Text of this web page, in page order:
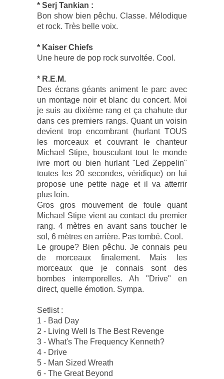
* Serj Tankian :
Bon show bien pêchu. Classe. Mélodique
et rock. Très belle voix.
* Kaiser Chiefs
Une heure de pop rock survoltée. Cool.
* R.E.M.
Des écrans géants animent le parc avec
un montage noir et blanc du concert. Moi
je suis au dixième rang et ça chahute dur
dans ces premiers rangs. Quant un voisin
devient trop encombrant (hurlant TOUS
les morceaux et couvrant le chanteur
Michael Stipe, bousculant tout le monde
ivre mort ou bien hurlant "Led Zeppelin"
toutes les 20 secondes, véridique) on lui
propose une petite nage et il va atterrir
plus loin.
Gros gros mouvement de foule quant
Michael Stipe vient au contact du premier
rang. 4 mètres en avant sans toucher le
sol, 6 mètres en arrière. Pas tombé. Cool.
Le groupe? Bien pêchu. Je connais peu
de morceaux finalement. Mais les
morceaux que je connais sont des
bombes intemporelles. Ah "Drive" en
direct, quelle émotion. Sympa.
Setlist :
1 - Bad Day
2 - Living Well Is The Best Revenge
3 - What's The Frequency Kenneth?
4 - Drive
5 - Man Sized Wreath
6 - The Great Beyond